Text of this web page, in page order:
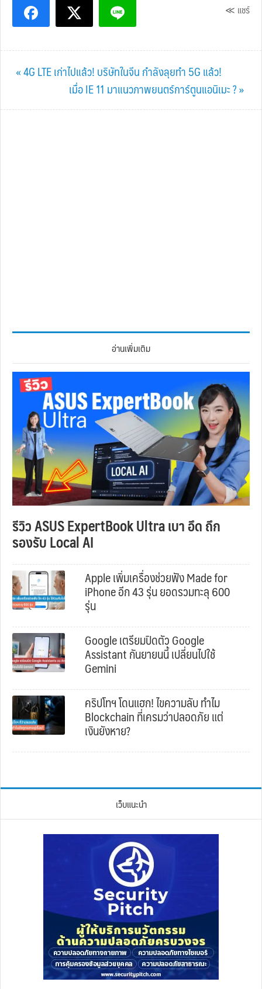
≪ แชร์
Previous
« 4G LTE เก่าไปแล้ว! บริษัทในจีน กำลังลุยทำ 5G แล้ว!
Next
Post:
เมื่อ IE 11 มาแนวภาพยนตร์การ์ตูนแอนิเมะ ? »
อ่านเพิ่มเติม
รีวิว ASUS ExpertBook Ultra เบา อึด ถึก
รองรับ Local AI
Apple เพิ่มเครื่องช่วยฟัง Made for
iPhone อีก 43 รุ่น ยอดรวมทะลุ 600
รุ่น
Google เตรียมปิดตัว Google
Assistant กันยายนนี้ เปลี่ยนไปใช้
Gemini
คริปโทฯ โดนแฮก! ไขความลับ ทำไม
Blockchain ที่เครมว่าปลอดภัย แต่
เงินยังหาย?
เว็บแนะนำ